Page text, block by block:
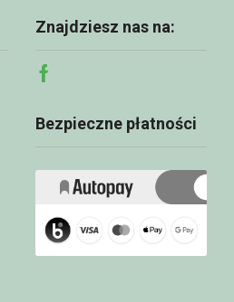
Znajdziesz nas na:
Facebook
Bezpieczne płatności